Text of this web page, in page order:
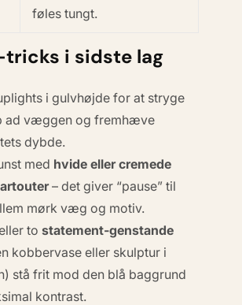
føles tungt.
i sidste lag
i gulvhøjde for at stryge
ad væggen og fremhæve
dybde.
med hvide eller cremede
– det giver “pause” til
mørk væg og motiv.
tostatement-genstande
kobbervase eller skulptur i
stå frit mod den blå baggrund
kontrast.